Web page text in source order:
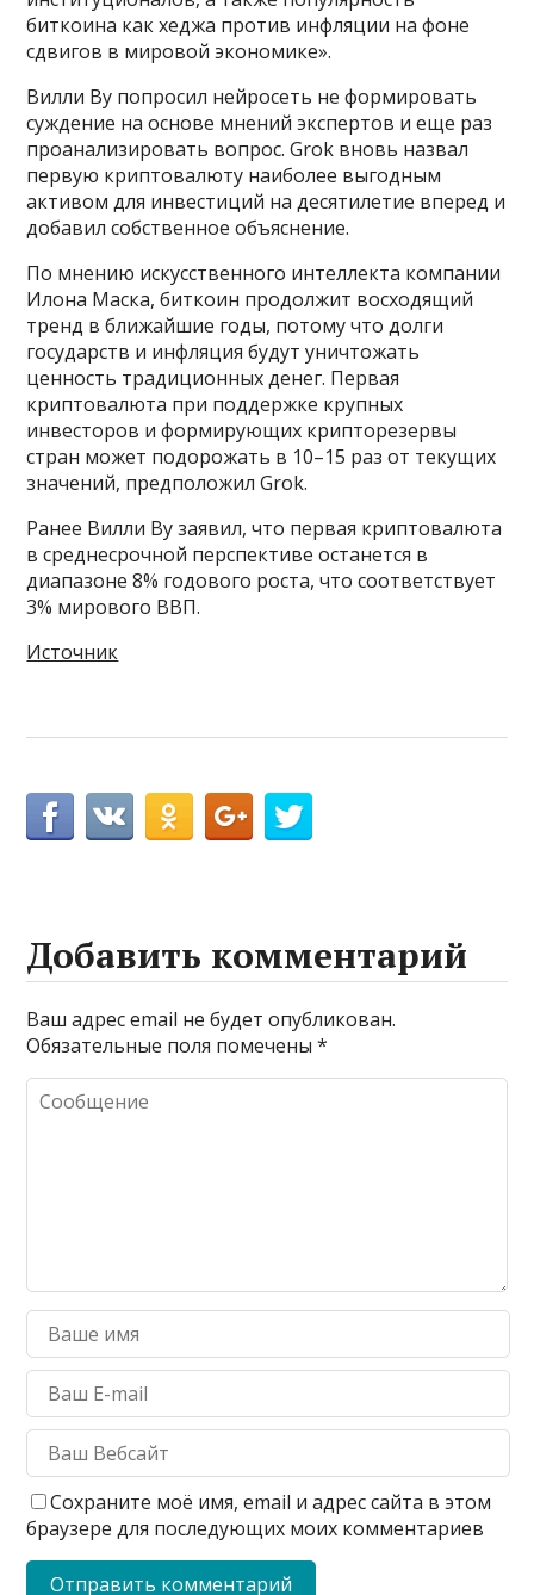
биткоина как хеджа против инфляции на фоне
сдвигов в мировой экономике».
Вилли Ву попросил нейросеть не формировать
суждение на основе мнений экспертов и еще раз
проанализировать вопрос. Grok вновь назвал
первую криптовалюту наиболее выгодным
активом для инвестиций на десятилетие вперед и
добавил собственное объяснение.
По мнению искусственного интеллекта компании
Илона Маска, биткоин продолжит восходящий
тренд в ближайшие годы, потому что долги
государств и инфляция будут уничтожать
ценность традиционных денег. Первая
криптовалюта при поддержке крупных
инвесторов и формирующих крипторезервы
стран может подорожать в 10–15 раз от текущих
значений, предположил Grok.
Ранее Вилли Ву заявил, что первая криптовалюта
в среднесрочной перспективе останется в
диапазоне 8% годового роста, что соответствует
3% мирового ВВП.
Источник
Добавить комментарий
Ваш адрес email не будет опубликован.
Обязательные поля помечены*
Сохраните моё имя, email и адрес сайта в этом
браузере для последующих моих комментариев